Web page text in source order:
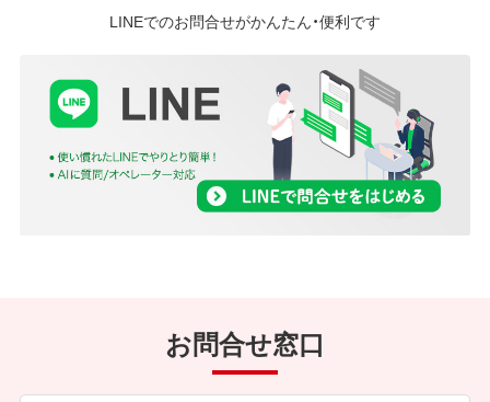
LINEでのお問合せがかんたん・便利です
お問合せ窓口